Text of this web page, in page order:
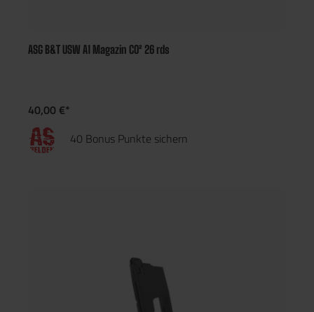
ASG B&T USW A1 Magazin CO² 26 rds
40,00 €*
40 Bonus Punkte sichern